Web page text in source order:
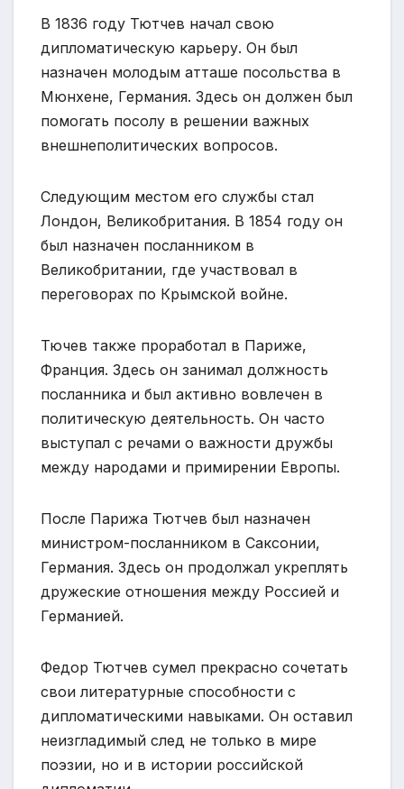
В 1836 году Тютчев начал свою
дипломатическую карьеру. Он был
назначен молодым атташе посольства в
Мюнхене, Германия. Здесь он должен был
помогать посолу в решении важных
внешнеполитических вопросов.
Следующим местом его службы стал
Лондон, Великобритания. В 1854 году он
был назначен посланником в
Великобритании, где участвовал в
переговорах по Крымской войне.
Тючев также проработал в Париже,
Франция. Здесь он занимал должность
посланника и был активно вовлечен в
политическую деятельность. Он часто
выступал с речами о важности дружбы
между народами и примирении Европы.
После Парижа Тютчев был назначен
министром-посланником в Саксонии,
Германия. Здесь он продолжал укреплять
дружеские отношения между Россией и
Германией.
Федор Тютчев сумел прекрасно сочетать
свои литературные способности с
дипломатическими навыками. Он оставил
неизгладимый след не только в мире
поэзии, но и в истории российской